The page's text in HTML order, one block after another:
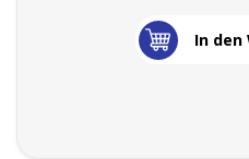
In den